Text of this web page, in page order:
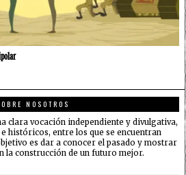
NOSOTROS
clara vocación independiente y divulgativa,
históricos, entre los que se encuentran
es dar a conocer el pasado y mostrar
la construcción de un futuro mejor.